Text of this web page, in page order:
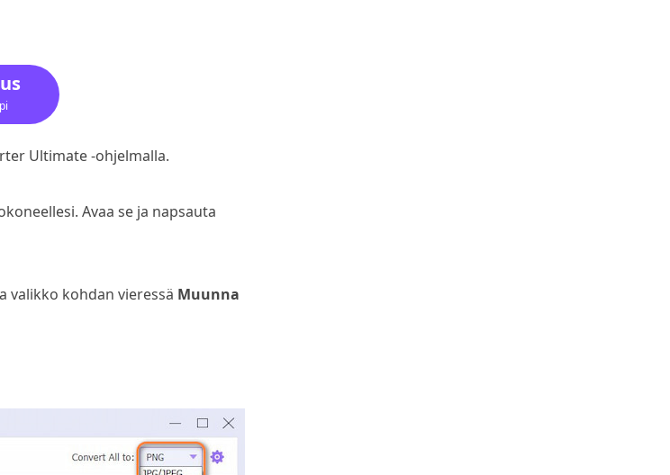
Ultimate -ohjelmalla.
Avaa se ja napsauta
valikko kohdan vieressä Muunna